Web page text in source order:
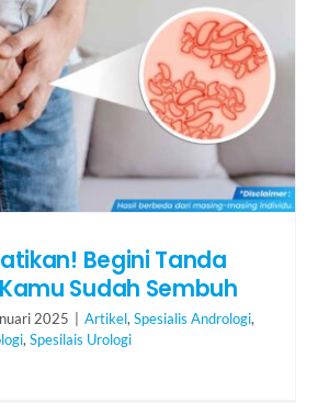
Begini Tanda
Sudah Sembuh
2025 Artikel, Spesialis Andrologi,
, Spesilais Urologi